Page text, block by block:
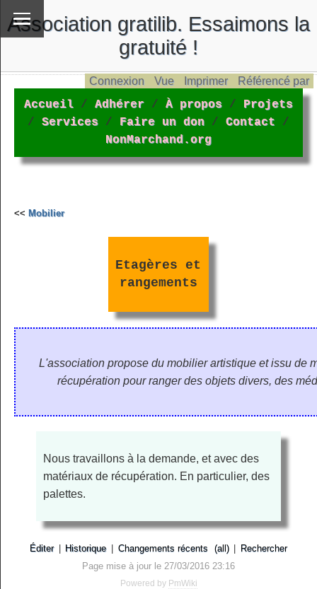
Association gratilib. Essaimons la
gratuité !
Connexion Vue Imprimer
Référencé par
Accueil / Adhérer / À propos / Projets
/ Services / Faire un don / Contact /
NonMarchand.org
<< Mobilier
Etagères et
rangements
L'association propose du mobilier artistique et issu de
récupération pour ranger des objets divers, des
Nous travaillons à la demande, et avec des
matériaux de récupération. En particulier, des
palettes.
Éditer | Historique | Changements récents (all) | Rechercher
Page mise à jour le 27/03/2016 23:16
Powered by PmWiki